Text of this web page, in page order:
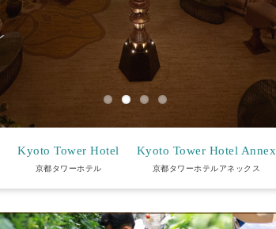
Kyoto Tower Hotel
京都タワーホテル
Kyoto Tower Hotel Annex
京都タワーホテルアネックス